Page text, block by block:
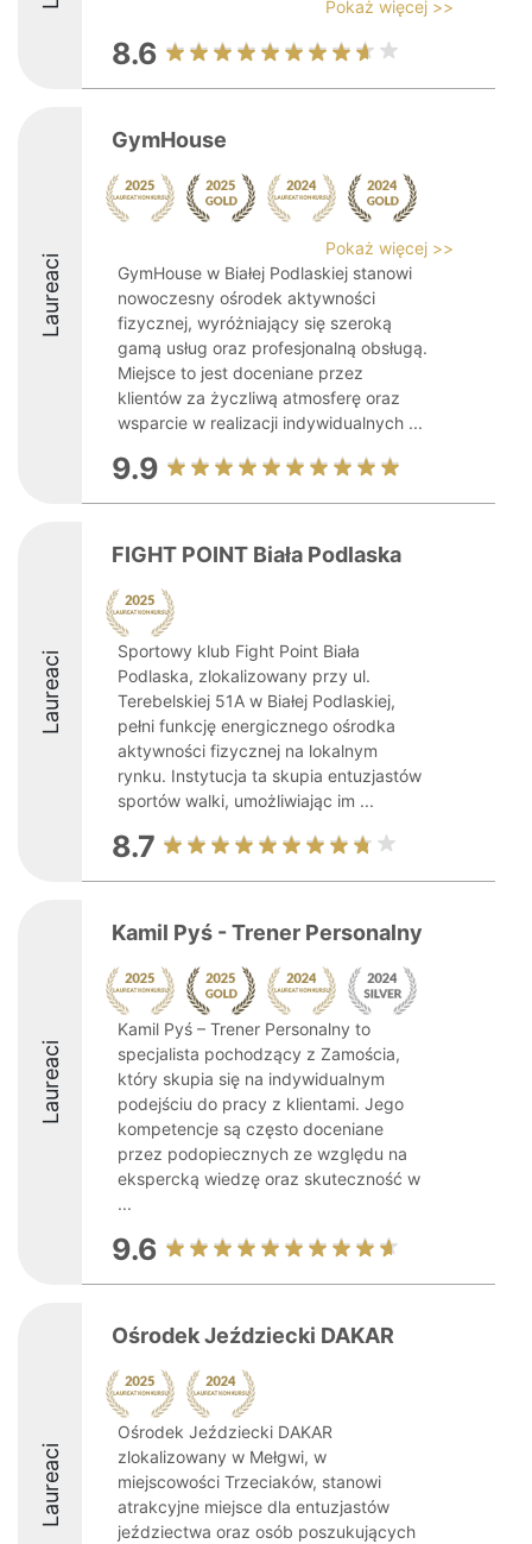
Pokaż więcej >>
8.6
Laureaci
GymHouse
Pokaż więcej >>
GymHouse w Białej Podlaskiej stanowi
nowoczesny ośrodek aktywności
fizycznej, wyróżniający się szeroką
gamą usług oraz profesjonalną obsługą.
Miejsce to jest doceniane przez
klientów za życzliwą atmosferę oraz
wsparcie w realizacji indywidualnych ...
9.9
Laureaci
FIGHT POINT Biała Podlaska
Sportowy klub Fight Point Biała
Podlaska, zlokalizowany przy ul.
Terebelskiej 51A w Białej Podlaskiej,
pełni funkcję energicznego ośrodka
aktywności fizycznej na lokalnym
rynku. Instytucja ta skupia entuzjastów
sportów walki, umożliwiając im ...
8.7
Laureaci
Kamil Pyś - Trener Personalny
Kamil Pyś – Trener Personalny to
specjalista pochodzący z Zamościa,
który skupia się na indywidualnym
podejściu do pracy z klientami. Jego
kompetencje są często doceniane
przez podopiecznych ze względu na
ekspercką wiedzę oraz skuteczność w
...
9.6
Laureaci
Ośrodek Jeździecki DAKAR
Ośrodek Jeździecki DAKAR
zlokalizowany w Mełgwi, w
miejscowości Trzeciaków, stanowi
atrakcyjne miejsce dla entuzjastów
jeździectwa oraz osób poszukujących